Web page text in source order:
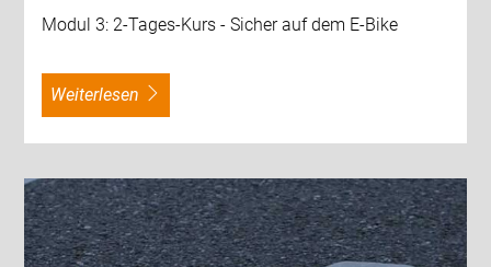
Modul 3: 2-Tages-Kurs - Sicher auf dem E-Bike
weiterlesen